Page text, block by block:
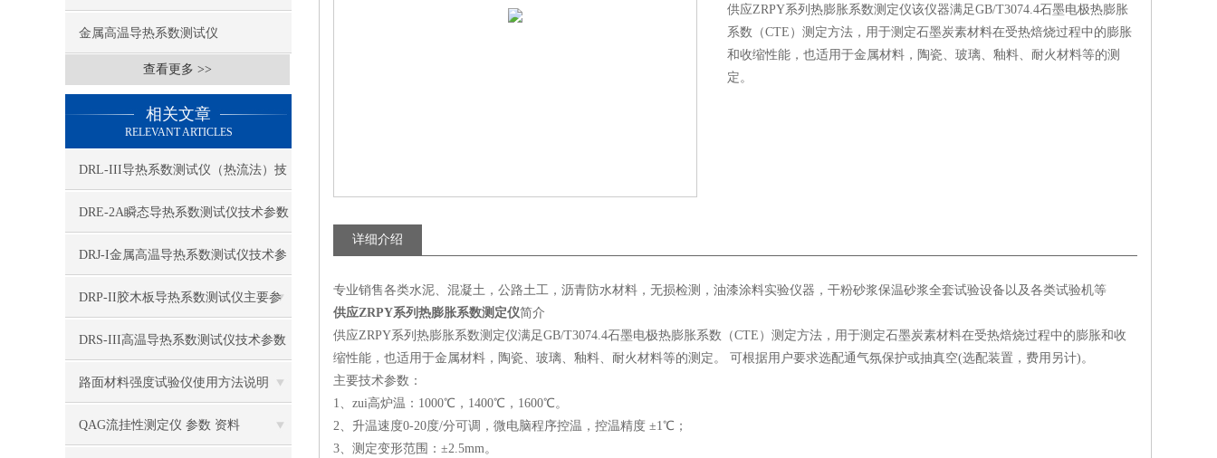
金属高温导热系数测试仪
查看更多 >>
相关文章
RELEVANT ARTICLES
DRL-III导热系数测试仪（热流法）技
术参数
DRE-2A瞬态导热系数测试仪技术参数
DRJ-I金属高温导热系数测试仪技术参
数
DRP-II胶木板导热系数测试仪主要参
数
DRS-III高温导热系数测试仪技术参数
路面材料强度试验仪使用方法说明
QAG流挂性测定仪 参数 资料
供应ZRPY系列热膨胀系数测定仪该仪器满足GB/T3074.4石墨电极热膨胀
系数（CTE）测定方法，用于测定石墨炭素材料在受热焙烧过程中的膨胀
和收缩性能，也适用于金属材料，陶瓷、玻璃、釉料、耐火材料等的测
定。
详细介绍
专业销售各类水泥、混凝土，公路土工，沥青防水材料，无损检测，油漆涂料实验仪器，干粉砂浆保温砂浆全套试验设备以及各类试验机等
供应ZRPY系列热膨胀系数测定仪简介
供应ZRPY系列热膨胀系数测定仪满足GB/T3074.4石墨电极热膨胀系数（CTE）测定方法，用于测定石墨炭素材料在受热焙烧过程中的膨胀和收
缩性能，也适用于金属材料，陶瓷、玻璃、釉料、耐火材料等的测定。 可根据用户要求选配通气氛保护或抽真空(选配装置，费用另计)。
主要技术参数：
1、zui高炉温：1000℃，1400℃，1600℃。
2、升温速度0-20度/分可调，微电脑程序控温，控温精度 ±1℃；
3、测定变形范围：±2.5mm。